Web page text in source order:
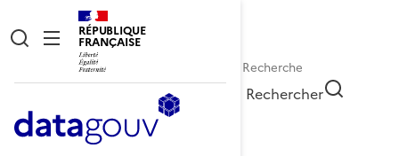
RÉPUBLIQUE
FRANÇAISE
Rechercher